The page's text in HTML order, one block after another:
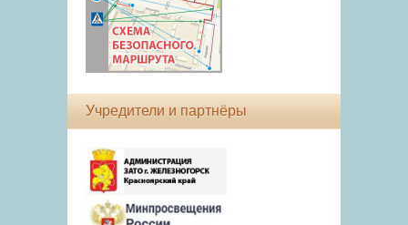
Учредители и партнёры